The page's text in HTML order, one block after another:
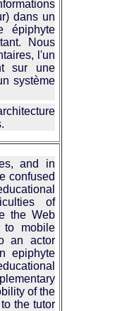
dans un
épiphyte
Nous
l'un
sur une
système
and in
confused
of
the Web
to mobile
an actor
epiphyte
of the
the tutor